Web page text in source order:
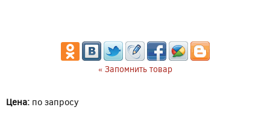
« Запомнить товар
Цена: по запросу